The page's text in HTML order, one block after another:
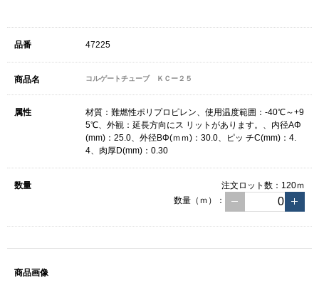
47225
コルゲートチューブ ＫＣー２５
材質：難燃性ポリプロピレン、使用温度範囲：-40℃～+9
5℃、外観：延長方向にス リットがあります。、内径AΦ
(mm)：25.0、外径BΦ(ｍｍ)：30.0、ピッ チC(mm)：4.
4、肉厚D(mm)：0.30
注文ロット数： 120ｍ
数量（ｍ）：